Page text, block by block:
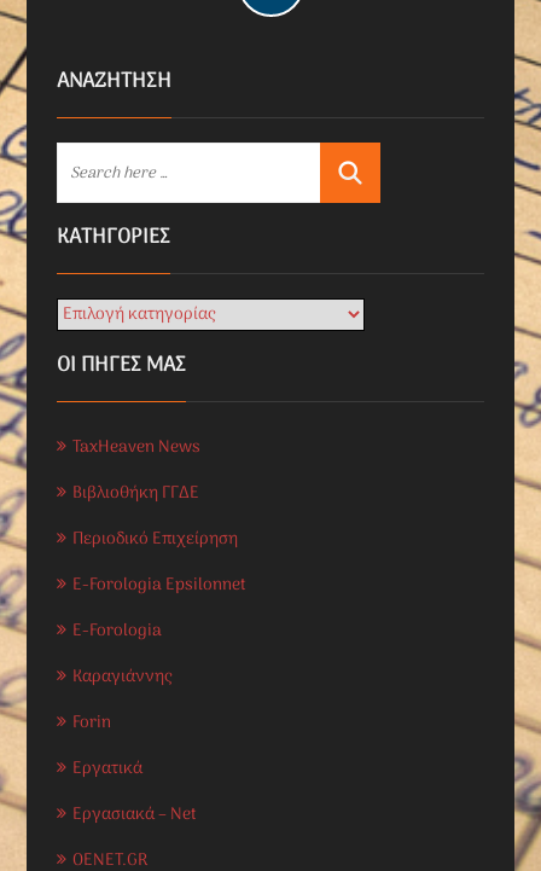
ΑΝΑΖΗΤΗΣΗ
KΑΤΗΓΟΡΊΕΣ
ΟΙ ΠΗΓΕΣ ΜΑΣ
TaxHeaven News
Βιβλιοθήκη ΓΓΔΕ
Περιοδικό Επιχείρηση
E-Forologia Epsilonnet
E-Forologia
Καραγιάννης
Forin
Εργατικά
Εργασιακά – Net
OENET.GR